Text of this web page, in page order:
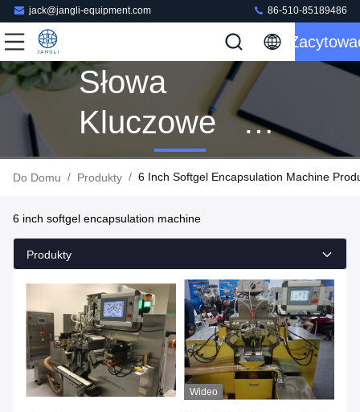
jack@jangli-equipment.com 86-510-85189486
Słowa
Kluczowe [ 6
Inch Softgel
Machine ]
Dopasowanie
33 Produkty
Do Domu / Produkty / 6 Inch Softgel Encapsulation Machine
6 inch softgel encapsulation machine
Produkty
Wideo